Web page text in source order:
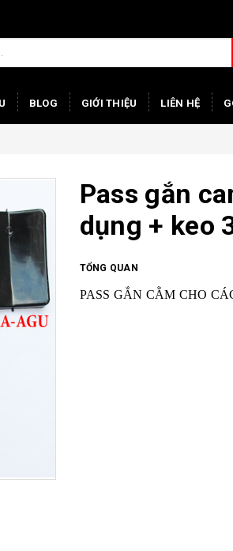
BLOG GIỚI THIỆU LIÊN HỆ
Pass gắn
dụng + keo
TỔNG QUAN
PASS GẮN CẰM CHO